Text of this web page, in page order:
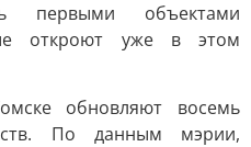
первыми объектами
откроют уже в этом
обновляют восемь
По данным мэрии,